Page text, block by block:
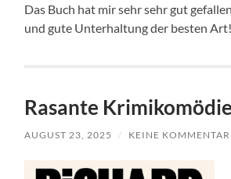
Das Buch hat mir sehr sehr gut
und gute Unterhaltung der besten Art!
Rasante Krimikomödie
AUGUST 23, 2025 / KEINE